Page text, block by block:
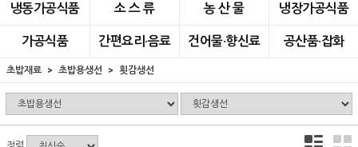
냉동가공식품 소 스 류 농 산 물 냉장가공식품
가공식품 간편요리·음료 건어물·향신료 공산품·잡화
초밥재료 초밥용생선 횟감생선